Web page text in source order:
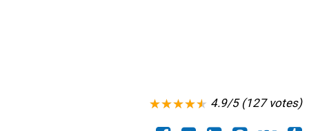
4.9/5 (127 votes)